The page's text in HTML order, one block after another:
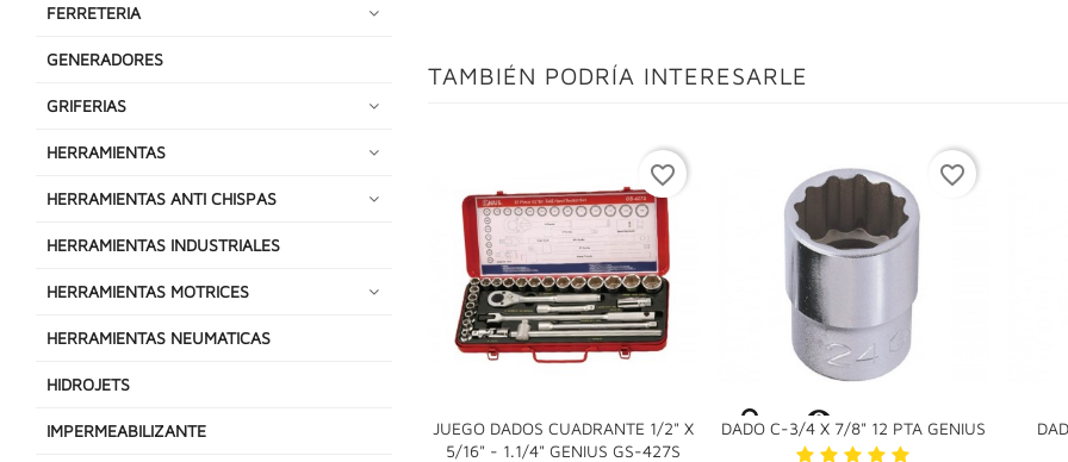
FERRETERIA
GENERADORES
GRIFERIAS
HERRAMIENTAS
HERRAMIENTAS ANTI CHISPAS
HERRAMIENTAS INDUSTRIALES
HERRAMIENTAS MOTRICES
HERRAMIENTAS NEUMATICAS
HIDROJETS
IMPERMEABILIZANTE
TAMBIÉN PODRÍA INTERESARLE
JUEGO DADOS CUADRANTE 1/2" X
5/16" - 1.1/4" GENIUS GS-427S

favorite_border
DADO C-3/4 X 7/8" 12 PTA GENIUS

favorite_border